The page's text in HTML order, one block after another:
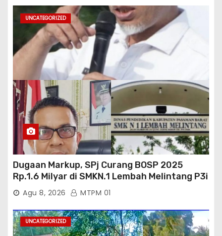
UNCATEGORIZED
Dugaan Markup, SPj Curang BOSP 2025
Rp.1.6 Milyar di SMKN.1 Lembah Melintang P3i
: Kajati Sumbar Panggil dan Periksa
Agu 8, 2026 MTPM 01
UNCATEGORIZED